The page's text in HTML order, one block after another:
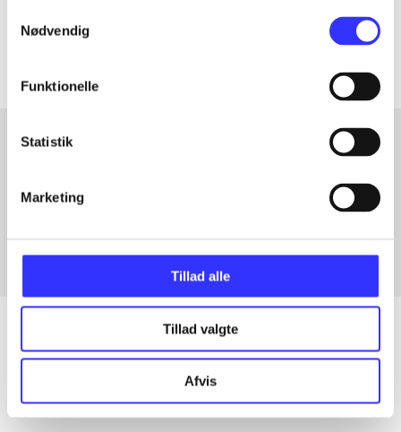
Nødvendig
Funktionelle
Statistik
Marketing
Tillad alle
Tillad valgte
Afvis
Artiklerne i
Fra
Alle registrerede artikler fordelt på udgivelser